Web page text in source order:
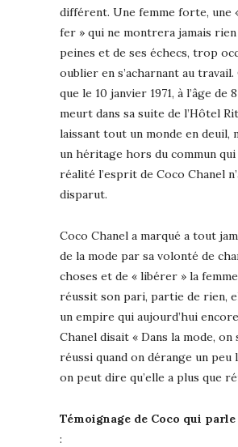
différent. Une femme forte, une
fer » qui ne montrera jamais rien
peines et de ses échecs, trop
oublier en s’acharnant au travail.
que le 10 janvier 1971, à l’âge de
meurt dans sa suite de l’Hôtel
laissant tout un monde en deuil,
un héritage hors du commun qui
réalité l’esprit de Coco Chanel
disparut.
Coco Chanel a marqué a tout
de la mode par sa volonté de
choses et de « libérer » la
réussit son pari, partie de rien,
un empire qui aujourd’hui
Chanel disait « Dans la mode, on
réussi quand on dérange un peu
on peut dire qu’elle a plus que
Témoignage de Coco qui
: